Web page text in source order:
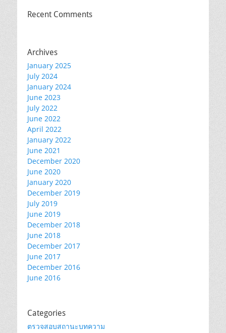
Recent Comments
Archives
January 2025
July 2024
January 2024
June 2023
July 2022
June 2022
April 2022
January 2022
June 2021
December 2020
June 2020
January 2020
December 2019
July 2019
June 2019
December 2018
June 2018
December 2017
June 2017
December 2016
June 2016
Categories
ตรวจสอบสถานะบทความ